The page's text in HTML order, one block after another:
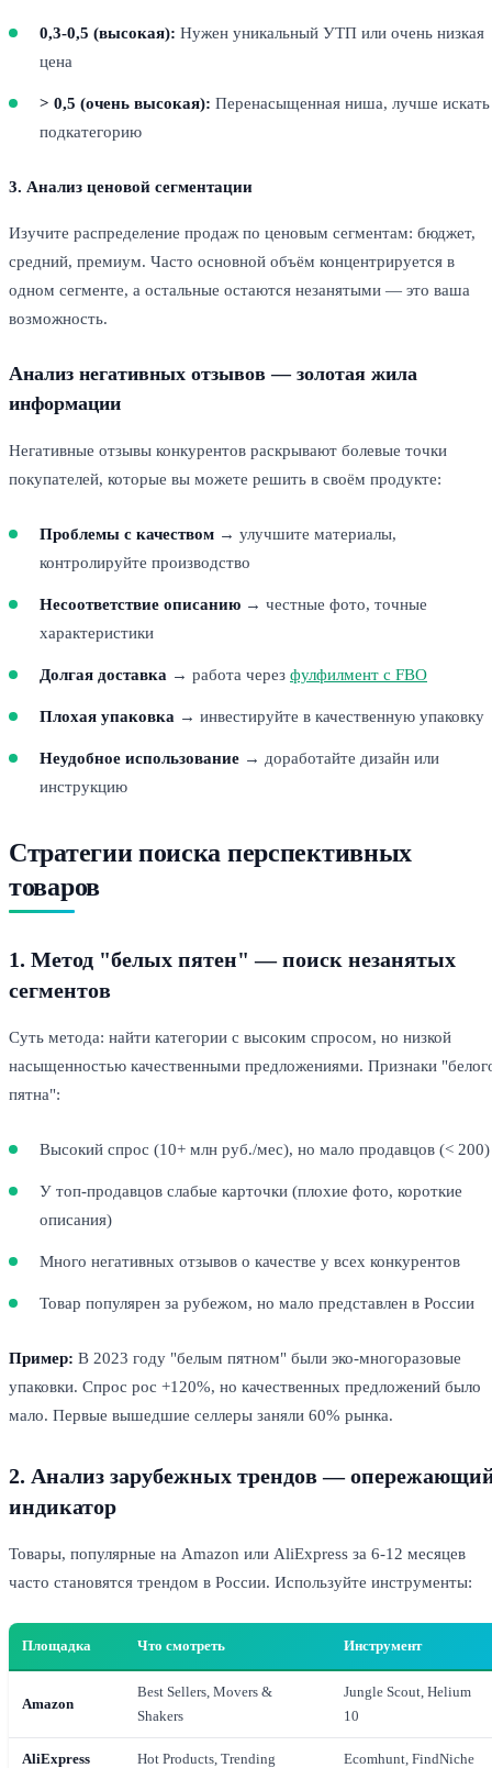
0,3-0,5 (высокая): Нужен уникальный УТП или очень низкая
цена
> 0,5 (очень высокая): Перенасыщенная ниша, лучше искать
подкатегорию
3. Анализ ценовой сегментации
Изучите распределение продаж по ценовым сегментам: бюджет,
средний, премиум. Часто основной объём концентрируется в
одном сегменте, а остальные остаются незанятыми — это ваша
возможность.
Анализ негативных отзывов — золотая жила
информации
Негативные отзывы конкурентов раскрывают болевые точки
покупателей, которые вы можете решить в своём продукте:
Проблемы с качеством → улучшите материалы,
контролируйте производство
Несоответствие описанию → честные фото, точные
характеристики
Долгая доставка → работа через фулфилмент с FBO
Плохая упаковка → инвестируйте в качественную упаковку
Неудобное использование → доработайте дизайн или
инструкцию
Стратегии поиска перспективных
товаров
1. Метод "белых пятен" — поиск незанятых
сегментов
Суть метода: найти категории с высоким спросом, но низкой
насыщенностью качественными предложениями. Признаки
пятна":
Высокий спрос (10+ млн руб./мес), но мало продавцов (< 200)
У топ-продавцов слабые карточки (плохие фото, короткие
описания)
Много негативных отзывов о качестве у всех конкурентов
Товар популярен за рубежом, но мало представлен в России
Пример: В 2023 году "белым пятном" были эко-многоразовые
упаковки. Спрос рос +120%, но качественных предложений было
мало. Первые вышедшие селлеры заняли 60% рынка.
2. Анализ зарубежных трендов —
индикатор
Товары, популярные на Amazon или AliExpress за 6-12 месяцев
часто становятся трендом в России. Используйте инструменты:
Площадка Что смотреть Инструмент
Amazon
Best Sellers, Movers &
Shakers
Jungle Scout, Helium
10
AliExpress Hot Products, Trending Ecomhunt, FindNiche